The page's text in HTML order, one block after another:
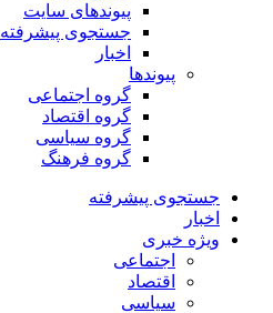
پیوندهای سایت
جستجوی پیشرفته
اخبار
پیوندها
گروه اجتماعی
گروه اقتصاد
گروه سیاسی
گروه فرهنگ
جستجوی پیشرفته
اخبار
ویژه خبری
اجتماعی
اقتصاد
سیاسی